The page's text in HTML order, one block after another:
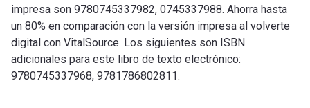
impresa son 9780745337982, 0745337988. Ahorra hasta
un 80% en comparación con la versión impresa al volverte
digital con VitalSource. Los siguientes son ISBN
adicionales para este libro de texto electrónico:
9780745337968, 9781786802811.